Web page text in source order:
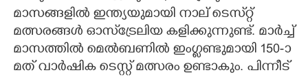
മാസങ്ങളിൽ ഇന്ത്യയുമായി നാല് ടെസ്‌റ്റ്
മത്സരങ്ങൾ ഓസ്‌ട്രേലിയ കളിക്കുന്നുണ്ട്. മാർച്ച്
മാസത്തിൽ മെൽബണിൽ ഇംഗ്ളണ്ടുമായി 150-ാ
മത് വാർഷിക ടെസ്റ്റ് മത്സരം ഉണ്ടാകും. പിന്നീട്